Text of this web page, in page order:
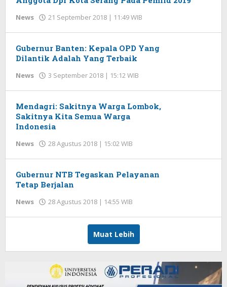
News 21 September 2018 | 11:49 WIB
Gubernur Banten: Kepala OPD Yang
Dilantik Adalah Yang Terbaik
News 3 September 2018 | 15:12 WIB
Mendagri: Sakitnya Warga Lombok,
Sakitnya Kita Semua Warga
Indonesia
News 28 Agustus 2018 | 15:02 WIB
Gubernur NTB Tegaskan Pelayanan
Tetap Berjalan
News 28 Agustus 2018 | 14:55 WIB
Muat Lebih